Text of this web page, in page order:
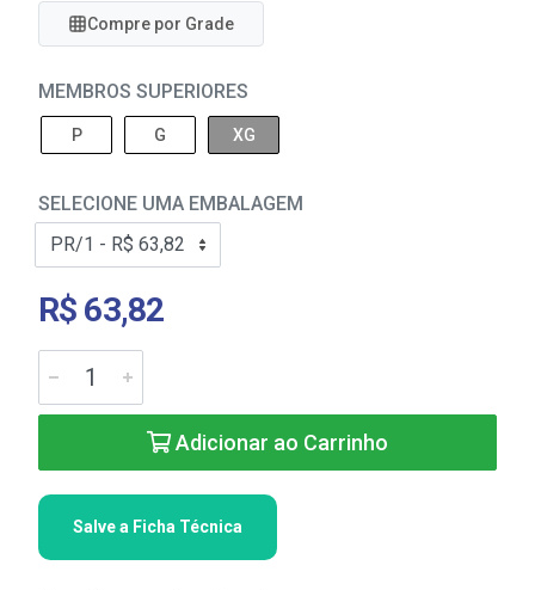
Compre por Grade
MEMBROS SUPERIORES
P G XG
SELECIONE UMA EMBALAGEM
R$ 63,82
Adicionar ao Carrinho
Salve a Ficha Técnica